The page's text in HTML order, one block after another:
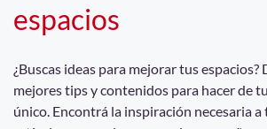
espacios
¿Buscas ideas para mejorar tus espacios?
mejores tips y contenidos para hacer de
único. Encontrá la inspiración necesaria